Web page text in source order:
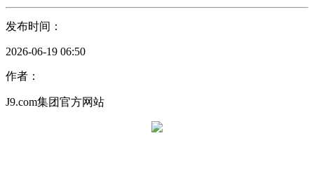
发布时间：
2026-06-19 06:50
作者：
J9.com集团官方网站